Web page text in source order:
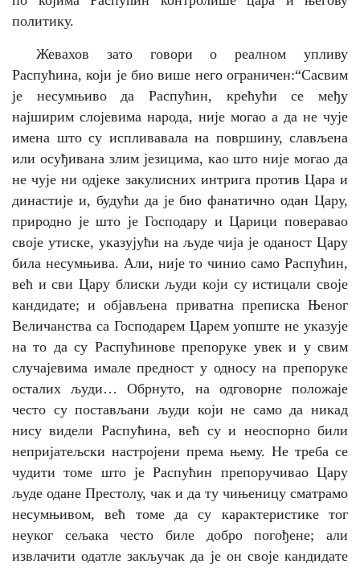
политику.
Жевахов зато говори о реалном упливу
Распућина, који је био више него ограничен:“Сасвим
је несумњиво да Распућин, крећући се међу
најширим слојевима народа, није могао а да не чује
имена што су испливавала на површину, слављена
или осуђивана злим језицима, као што није могао да
не чује ни одјеке закулисних интрига против Цара и
династије и, будући да је био фанатично одан Цару,
природно је што је Господару и Царици поверавао
своје утиске, указујући на људе чија је оданост Цару
била несумњива. Али, није то чинио само Распућин,
већ и сви Цару блиски људи који су истицали своје
кандидате; и објављена приватна преписка Њеног
Величанства са Господарем Царем уопште не указује
на то да су Распућинове препоруке увек и у свим
случајевима имале предност у односу на препоруке
осталих људи… Обрнуто, на одговорне положаје
често су постављани људи који не само да никад
нису видели Распућина, већ су и неоспорно били
непријатељски настројени према њему. Не треба се
чудити томе што је Распућин препоручивао Цару
људе одане Престолу, чак и да ту чињеницу сматрамо
несумњивом, већ томе да су карактеристике тог
неуког сељака често биле добро погођене; али
извлачити одатле закључак да је он своје кандидате